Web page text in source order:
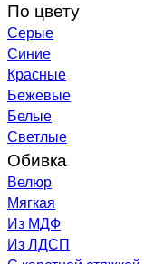
По цвету
Серые
Синие
Красные
Бежевые
Белые
Светлые
Обивка
Велюр
Мягкая
Из МДФ
Из ЛДСП